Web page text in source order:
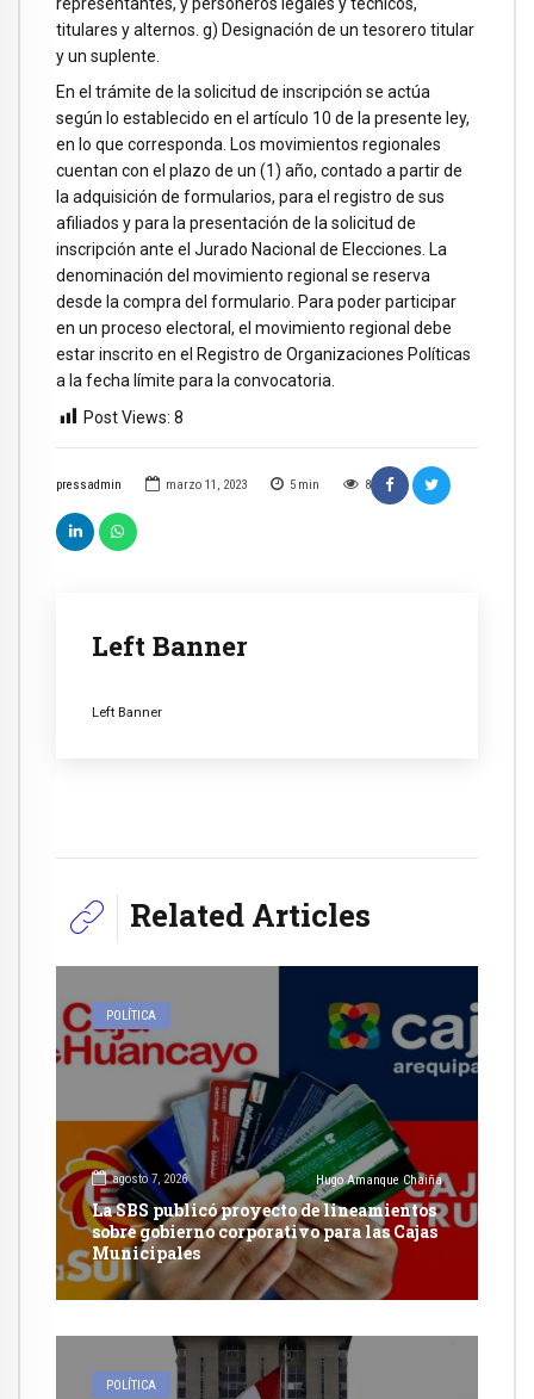
pressadmin marzo 11, 2023 5 min 8
Left Banner
Left Banner
titulares y alternos. g) Designación de un tesorero titular
y un suplente.
En el trámite de la solicitud de inscripción se actúa
según lo establecido en el artículo 10 de la presente ley,
en lo que corresponda. Los movimientos regionales
cuentan con el plazo de un (1) año, contado a partir de
la adquisición de formularios, para el registro de sus
afiliados y para la presentación de la solicitud de
inscripción ante el Jurado Nacional de Elecciones. La
denominación del movimiento regional se reserva
desde la compra del formulario. Para poder participar
en un proceso electoral, el movimiento regional debe
estar inscrito en el Registro de Organizaciones Políticas
a la fecha límite para la convocatoria.
Post Views: 8
Related Articles
POLÍTICA
agosto 7, 2026 Hugo Amanque Chaiña
La SBS publicó proyecto de lineamientos
sobre gobierno corporativo para las Cajas
Municipales
POLÍTICA